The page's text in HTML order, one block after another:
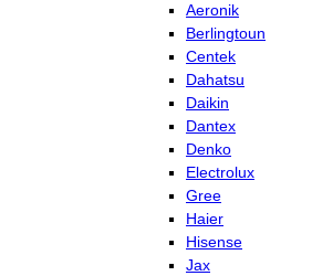
Aeronik
Berlingtoun
Centek
Dahatsu
Daikin
Dantex
Denko
Electrolux
Gree
Haier
Hisense
Jax